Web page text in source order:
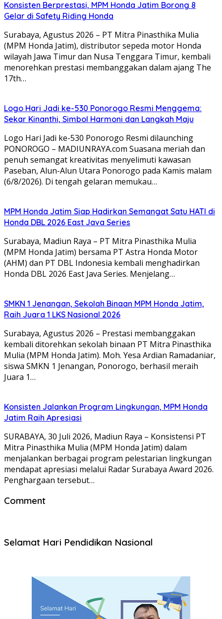
Konsisten Berprestasi, MPM Honda Jatim Borong 8
Gelar di Safety Riding Honda
Surabaya, Agustus 2026 – PT Mitra Pinasthika Mulia
(MPM Honda Jatim), distributor sepeda motor Honda
wilayah Jawa Timur dan Nusa Tenggara Timur, kembali
menorehkan prestasi membanggakan dalam ajang The
17th…
Logo Hari Jadi ke-530 Ponorogo Resmi Menggema:
Sekar Kinanthi, Simbol Harmoni dan Langkah Maju
Logo Hari Jadi ke-530 Ponorogo Resmi dilaunching
PONOROGO – MADIUNRAYA.com Suasana meriah dan
penuh semangat kreativitas menyelimuti kawasan
Paseban, Alun-Alun Utara Ponorogo pada Kamis malam
(6/8/2026). Di tengah gelaran memukau…
MPM Honda Jatim Siap Hadirkan Semangat Satu HATI di
Honda DBL 2026 East Java Series
Surabaya, Madiun Raya – PT Mitra Pinasthika Mulia
(MPM Honda Jatim) bersama PT Astra Honda Motor
(AHM) dan PT DBL Indonesia kembali menghadirkan
Honda DBL 2026 East Java Series. Menjelang…
SMKN 1 Jenangan, Sekolah Binaan MPM Honda Jatim,
Raih Juara 1 LKS Nasional 2026
Surabaya, Agustus 2026 – Prestasi membanggakan
kembali ditorehkan sekolah binaan PT Mitra Pinasthika
Mulia (MPM Honda Jatim). Moh. Yesa Ardian Ramadaniar,
siswa SMKN 1 Jenangan, Ponorogo, berhasil meraih
Juara 1…
Konsisten Jalankan Program Lingkungan, MPM Honda
Jatim Raih Apresiasi
SURABAYA, 30 Juli 2026, Madiun Raya – Konsistensi PT
Mitra Pinasthika Mulia (MPM Honda Jatim) dalam
menjalankan berbagai program pelestarian lingkungan
mendapat apresiasi melalui Radar Surabaya Award 2026.
Penghargaan tersebut…
Comment
Selamat Hari Pendidikan Nasional